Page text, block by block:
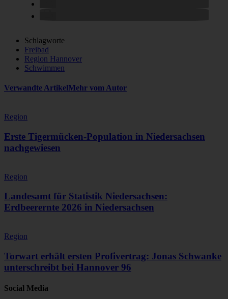
Schlagworte
Freibad
Region Hannover
Schwimmen
Verwandte ArtikelMehr vom Autor
Region
Erste Tigermücken-Population in Niedersachsen
nachgewiesen
Region
Landesamt für Statistik Niedersachsen:
Erdbeerernte 2026 in Niedersachsen
Region
Torwart erhält ersten Profivertrag: Jonas Schwanke
unterschreibt bei Hannover 96
Social Media